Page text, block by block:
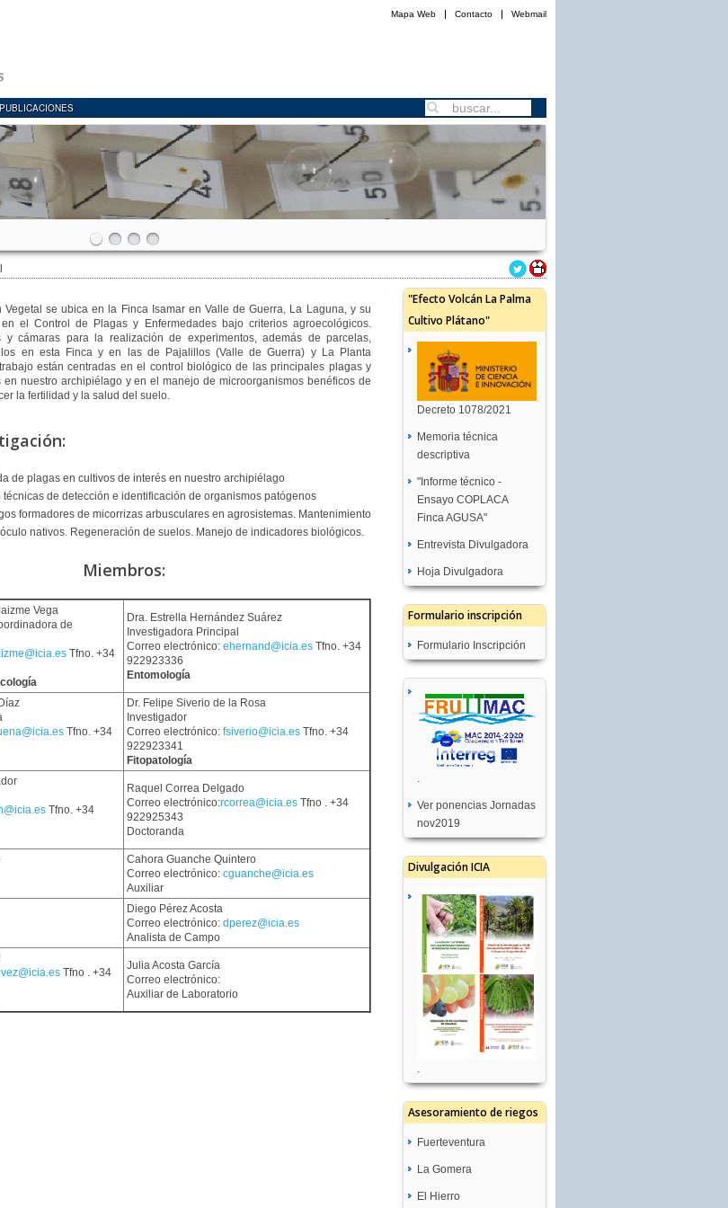
Mapa Web Contacto Webmail
PUBLICACIONES
Vegetal se ubica en la Finca Isamar en Valle de Guerra, La Laguna, y su
el Control de Plagas y Enfermedades bajo criterios agroecológicos.
y cámaras para la realización de experimentos, además de parcelas,
en esta Finca y en las de Pajalillos (Valle de Guerra) y La Planta
están centradas en el control biológico de las principales plagas y
nuestro archipiélago y en el manejo de microorganismos benéficos de
la fertilidad y la salud del suelo.
de plagas en cultivos de interés en nuestro archipiélago
técnicas de detección e identificación de organismos patógenos
formadores de micorrizas arbusculares en agrosistemas. Mantenimiento
nativos. Regeneración de suelos. Manejo de indicadores biológicos.
Miembros:
Vega
de
Tfno. +34
Dra. Estrella Hernández Suárez
Investigadora Principal
Correo electrónico: ehernand@icia.es Tfno. +34
922923336
Entomología
Tfno. +34
Dr. Felipe Siverio de la Rosa
Investigador
Correo electrónico: fsiverio@icia.es Tfno. +34
922923341
Fitopatología
Tfno. +34
Raquel Correa Delgado
Correo electrónico:rcorrea@icia.es Tfno . +34
922925343
Doctoranda
Cahora Guanche Quintero
Correo electrónico: cguanche@icia.es
Auxiliar
Diego Pérez Acosta
Correo electrónico: dperez@icia.es
Analista de Campo
Tfno . +34
Julia Acosta García
Correo electrónico:
Auxiliar de Laboratorio
"Efecto Volcán La Palma
Cultivo Plátano"
Decreto 1078/2021
Memoria técnica
descriptiva
"Informe técnico -
Ensayo COPLACA
Finca AGUSA"
Entrevista Divulgadora
Hoja Divulgadora
Formulario inscripción
Formulario Inscripción
.
Ver ponencias Jornadas
nov2019
Divulgación ICIA
Asesoramiento de riegos
Fuerteventura
GC08-Molino de Angua
Recomendación de
La Gomera
TF05-San Sebastián
El Hierro